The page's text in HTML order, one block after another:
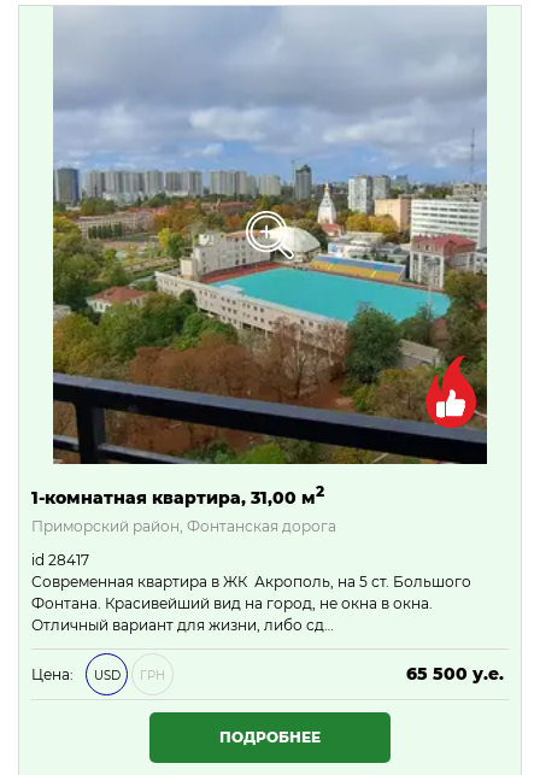
1-комнатная квартира, 31,00 м2
Приморский район, Фонтанская дорога
id 28417
Современная квартира в ЖК Акрополь, на 5 ст. Большого
Фонтана. Красивейший вид на город, не окна в окна.
Отличный вариант для жизни, либо сд…
Цена: USD ГРН
65 500 у.е.
2 816 500 ₴
ПОДРОБНЕЕ